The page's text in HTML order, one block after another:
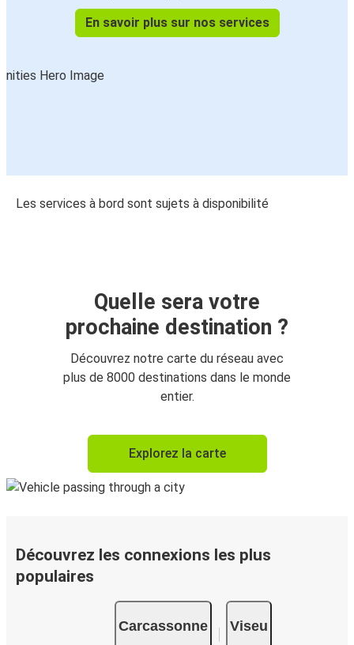
En savoir plus sur nos services
Les services à bord sont sujets à disponibilité
Quelle sera votre
prochaine destination ?
Découvrez notre carte du réseau avec
plus de 8000 destinations dans le monde
entier.
Explorez la carte
Découvrez les connexions les plus
populaires
Carcassonne Viseu